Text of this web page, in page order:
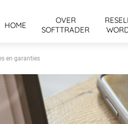
HOME
OVER
SOFTTRADER
en garanties